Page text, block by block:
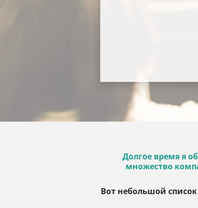
Долгое время я
множество
Вот небольшой